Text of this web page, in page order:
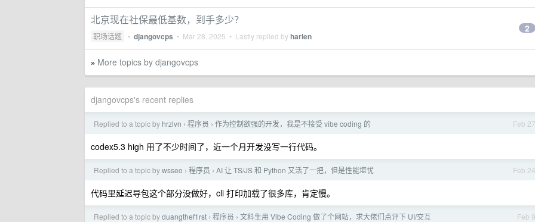
北京现在社保最低基数，到手多少？
职场话题 • djangovcps • Mar 28, 2025 • Lastly replied byharlen
2
» More topics by djangovcps
djangovcps's recent replies
Feb 27
Replied to a topic by hrzlvn › 程序员 › 作为控制欲强的开发，我是不接受 vibe coding 的
codex5.3 high 用了不少时间了，近一个月开发没写一行代码。
Feb 24
Replied to a topic bywsseo › 程序员 › AI 让 TS/JS 和 Python 又活了一把，但是性能堪忧
代码里延迟导包这个部分没做好，cli 打印加载了很多库，肯定慢。
Feb 9
Replied to a topic byduangthef1rst › 程序员 › 文科生用 Vibe Coding 做了个网站，求大佬们点评下 UI/交互